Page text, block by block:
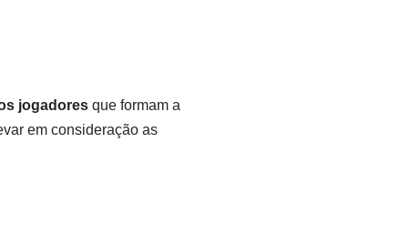
jogadores que formam a
em consideração as